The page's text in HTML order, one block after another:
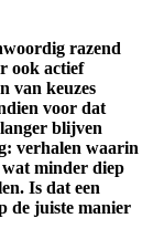
razend
ook actief
van keuzes
voor dat
blijven
verhalen waarin
minder diep
Is dat een
de juiste manier